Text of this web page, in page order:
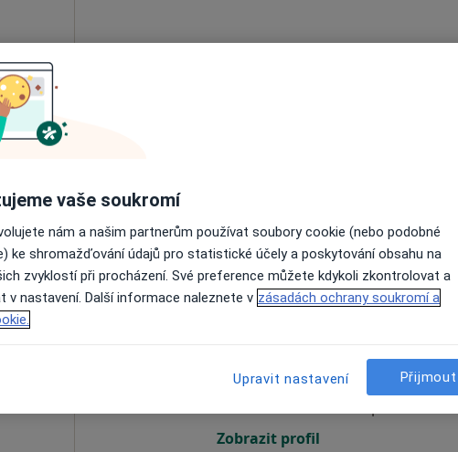
Zobrazit profil
vaše soukromí
nám a našim partnerům používat soubory cookie (nebo podobné
ke shromažďování údajů pro statistické účely a poskytování obsahu na
zvyklostí při procházení. Své preference můžete kdykoli zkontrolovat a
v nastavení. Další informace naleznete v zásadách ochrany soukromí a
Upravit nastavení Přijmout